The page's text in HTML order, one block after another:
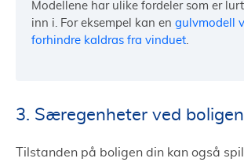
Modellene har ulike fordeler som er
inn i. For eksempel kan en gulvmodell
forhindre kaldras fra vinduet
3. Særegenheter ved boligen
Tilstanden på boligen din kan også